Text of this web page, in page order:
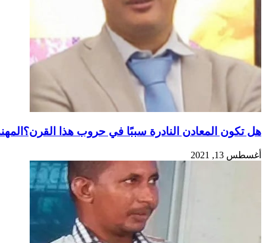
هل تكون المعادن النادرة سببًا في حروب هذا
أغسطس 13, 2021